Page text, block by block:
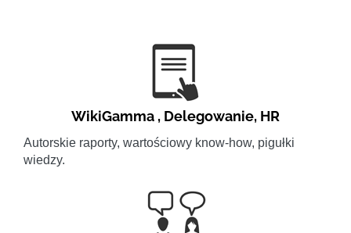
WikiGamma , Delegowanie, HR
Autorskie raporty, wartościowy know-how, pigułki
wiedzy.